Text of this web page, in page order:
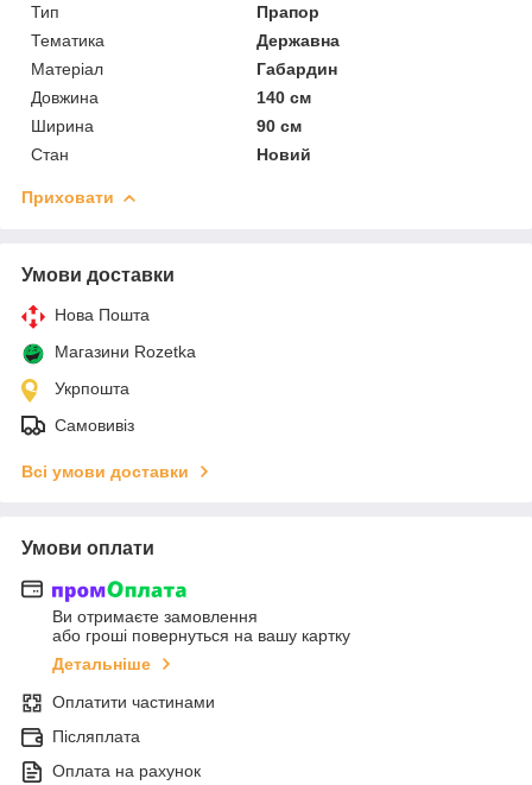
Тип
Прапор
Тематика
Державна
Матеріал
Габардин
Довжина
140 см
Ширина
90 см
Стан
Новий
Приховати
Умови доставки
Нова Пошта
Магазини Rozetka
Укрпошта
Самовивіз
Всі умови доставки
Умови оплати
Ви отримаєте замовлення
або гроші повернуться на вашу картку
Детальніше
Оплатити частинами
Післяплата
Оплата на рахунок